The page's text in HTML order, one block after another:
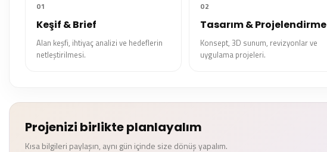
01
Keşif & Brief
Alan keşfi, ihtiyaç analizi ve hedeflerin
netleştirilmesi.
02
Tasarım & Projelendirme
Konsept, 3D sunum, revizyonlar ve
uygulama projeleri.
Projenizi birlikte planlayalım
Kısa bilgileri paylaşın, aynı gün içinde size dönüş yapalım.